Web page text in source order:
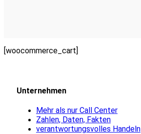
[woocommerce_cart]
Unternehmen
Mehr als nur Call Center
Zahlen, Daten, Fakten
verantwortungsvolles Handeln